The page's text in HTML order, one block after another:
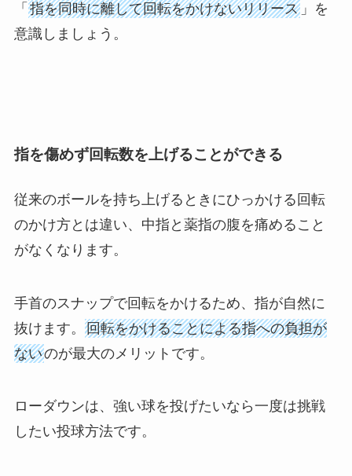
「 指を同時に離して回転をかけないリリース」を
意識しましょう。
指を傷めず回転数を上げることができる
従来のボールを持ち上げるときにひっかける回転
のかけ方とは違い、中指と薬指の腹を痛めること
がなくなります。
手首のスナップで回転をかけるため、指が自然に
抜けます。 回転をかけることによる指への負担が
ないのが最大のメリットです。
ローダウンは、強い球を投げたいなら一度は挑戦
したい投球方法です。